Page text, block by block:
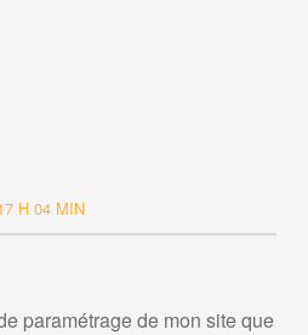
H 04 MIN
paramétrage de mon site que